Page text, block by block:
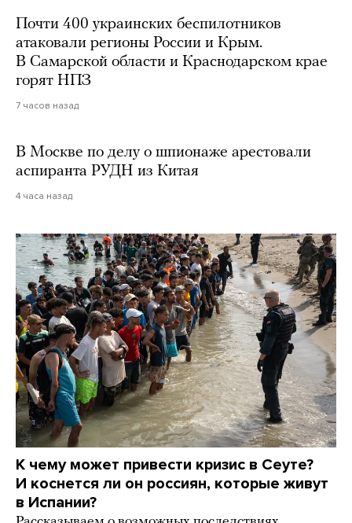
Почти 400 украинских беспилотников
атаковали регионы России и Крым.
В Самарской области и Краснодарском крае
горят НПЗ
7 часов назад
В Москве по делу о шпионаже арестовали
аспиранта РУДН из Китая
4 часа назад
К чему может привести кризис в Сеуте?
И коснется ли он россиян, которые живут
в Испании?